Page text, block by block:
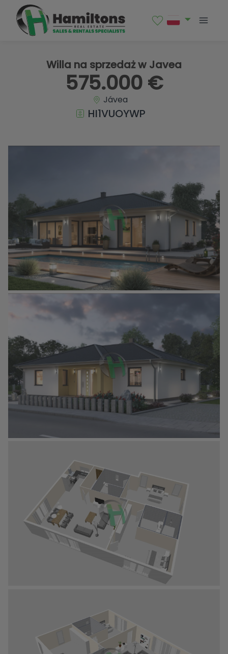
Willa na sprzedaż w Javea
575.000 €
Jávea
HI1VUOYWP
1 / 6